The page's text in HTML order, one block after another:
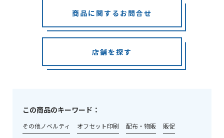
商品に関するお問合せ
店舗を探す
この商品のキーワード：
その他ノベルティ オフセット印刷 配布・物販 販促